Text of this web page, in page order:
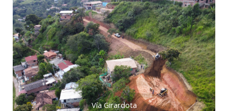
Vía Girardota